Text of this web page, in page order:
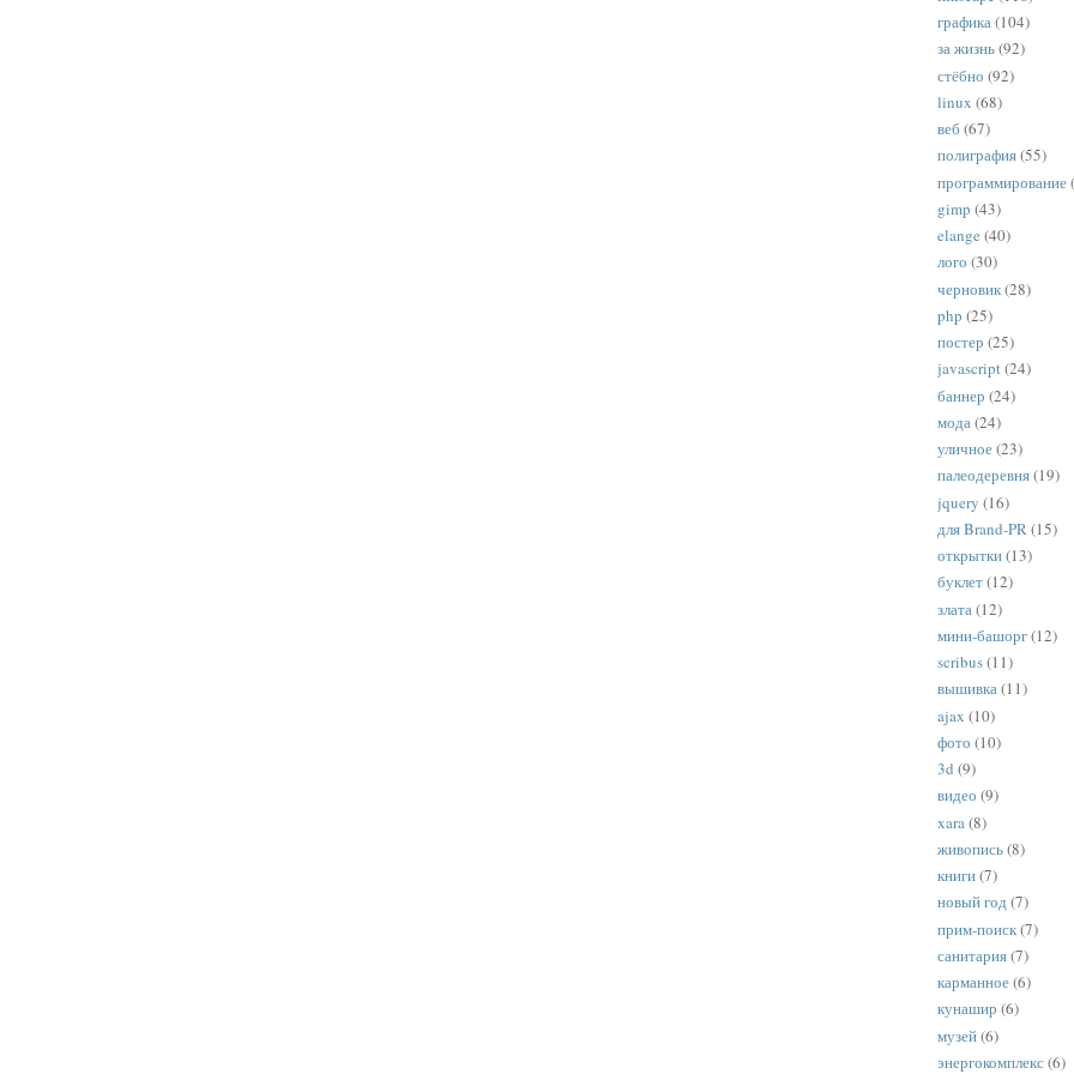
графика(104)
за жизнь(92)
стёбно (92)
linux (68)
веб (67)
полиграфия(55)
программирование
gimp (43)
elange (40)
лого (30)
черновик(28)
php (25)
постер (25)
javascript(24)
баннер (24)
мода(24)
уличное(23)
палеодеревня(19)
jquery (16)
для Brand-PR(15)
открытки(13)
буклет(12)
злата(12)
мини-башорг(12)
scribus(11)
вышивка(11)
ajax (10)
фото (10)
3d (9)
видео (9)
xara(8)
живопись(8)
книги(7)
новый год (7)
прим-поиск(7)
санитария(7)
карманное(6)
кунашир (6)
музей(6)
энергокомплекс(6)